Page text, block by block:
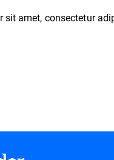
sit amet, consectetur